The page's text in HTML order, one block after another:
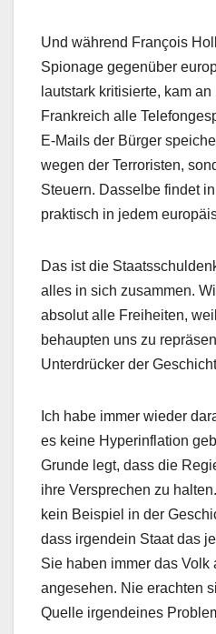
Und während François
Spionage gegenüber
lautstark kritisierte, kam
Frankreich alle
E-Mails der Bürger
wegen der Terroristen,
Steuern. Dasselbe findet
praktisch in jedem
Das ist die
alles in sich zusammen.
absolut alle Freiheiten,
behaupten uns zu
Unterdrücker der
Ich habe immer wieder
es keine Hyperinflation
Grunde legt, dass die
ihre Versprechen zu
kein Beispiel in der
dass irgendein Staat das
Sie haben immer das Volk
angesehen. Nie erachten
Quelle irgendeines